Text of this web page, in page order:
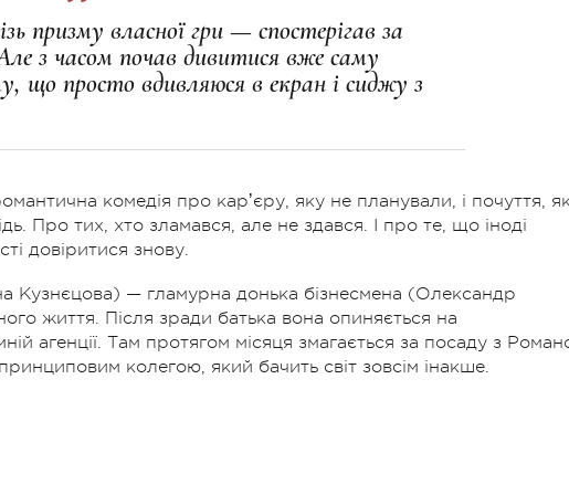
призму власної гри — спостерігав за
з часом почав дивитися вже саму
що просто вдивляюся в екран і сиджу з
комедія про карʼєру, яку не планували, і почуття,
Про тих, хто зламався, але не здався. І про те, що іноді
довіритися знову.
Кузнєцова) — гламурна донька бізнесмена (Олександр
життя. Після зради батька вона опиняється на
агенції. Там протягом місяця змагається за посаду з
колегою, який бачить світ зовсім інакше.